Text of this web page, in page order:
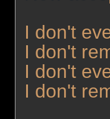
I don't
I don't
I don't
I don't